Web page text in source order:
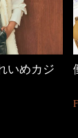
いめカジ